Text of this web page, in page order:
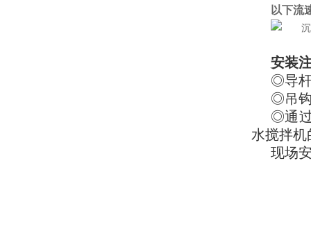
以下流
安装
◎导杆
◎吊钩
◎通
水搅拌
现场